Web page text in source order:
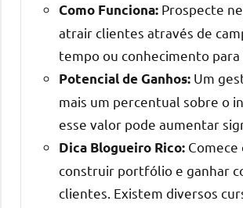
Como Funciona: Prospecte
atrair clientes através de
tempo ou conhecimento para
Potencial de Ganhos: Um
mais um percentual sobre o
esse valor pode aumentar
Dica Blogueiro Rico:
construir portfólio e ganhar
clientes. Existem diversos